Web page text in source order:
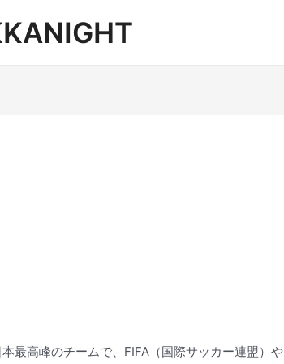
最高峰のチームで、FIFA（国際サッカー連盟）や